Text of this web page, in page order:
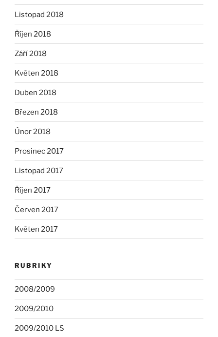
Listopad 2018
Říjen 2018
Září 2018
Květen 2018
Duben 2018
Březen 2018
Únor 2018
Prosinec 2017
Listopad 2017
Říjen 2017
Červen 2017
Květen 2017
RUBRIKY
2008/2009
2009/2010
2009/2010 LS